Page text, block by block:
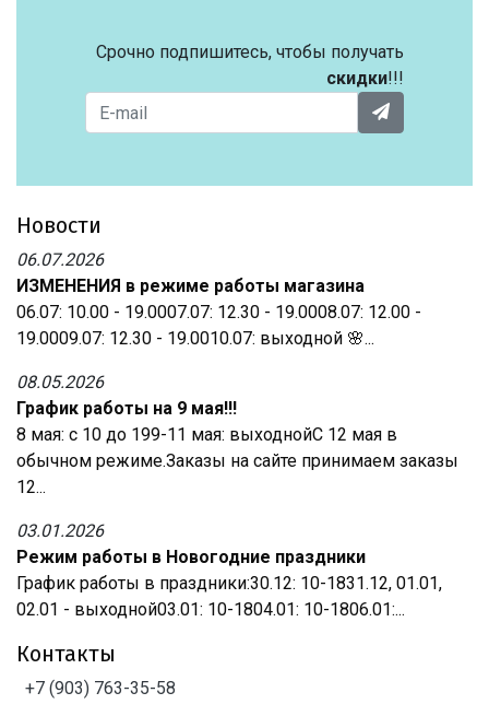
Срочно подпишитесь, чтобы получать
скидки!!!
Новости
06.07.2026
ИЗМЕНЕНИЯ в режиме работы магазина
06.07: 10.00 - 19.0007.07: 12.30 - 19.0008.07: 12.00 -
19.0009.07: 12.30 - 19.0010.07: выходной 🌸...
08.05.2026
График работы на 9 мая!!!
8 мая: с 10 до 199-11 мая: выходнойС 12 мая в
обычном режиме.Заказы на сайте принимаем заказы
12...
03.01.2026
Режим работы в Новогодние праздники
График работы в праздники:30.12: 10-1831.12, 01.01,
02.01 - выходной03.01: 10-1804.01: 10-1806.01:...
Контакты
+7 (903) 763-35-58